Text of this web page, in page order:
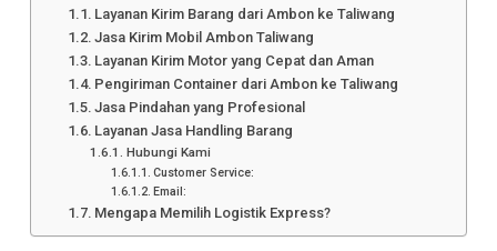
Layanan Kirim Barang dari Ambon ke Taliwang
Jasa Kirim Mobil Ambon Taliwang
Layanan Kirim Motor yang Cepat dan Aman
Pengiriman Container dari Ambon ke Taliwang
Jasa Pindahan yang Profesional
Layanan Jasa Handling Barang
Hubungi Kami
Customer Service:
Email:
Mengapa Memilih Logistik Express?